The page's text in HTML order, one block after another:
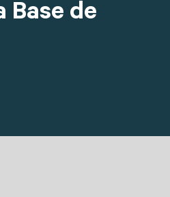
Base de